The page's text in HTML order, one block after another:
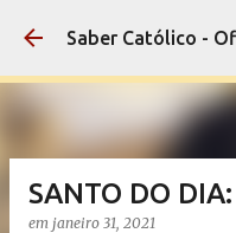
Pular para
Saber Católico -
SANTO DO
em janeiro 31, 2021